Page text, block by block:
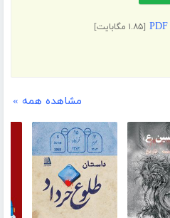
[۱.۸۵ مگابایت]
مشاهده همه »